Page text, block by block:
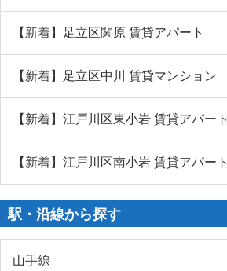
【新着】足立区関原 賃貸アパート
【新着】足立区中川 賃貸マンション
【新着】江戸川区東小岩 賃貸アパート
【新着】江戸川区南小岩 賃貸アパート
駅・沿線から探す
山手線